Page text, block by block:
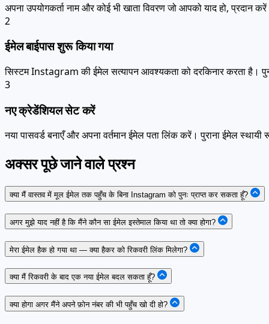
अपना उपयोगकर्ता नाम और कोई भी खाता विवरण जो आपको याद हो,
2
ईमेल बाईपास शुरू किया गया
सिस्टम Instagram की ईमेल सत्यापन आवश्यकता को दरकिनार करता है।
3
नए क्रेडेंशियल सेट करें
नया पासवर्ड बनाएँ और अपना वर्तमान ईमेल पता लिंक करें। पुराना ईमेल
अक्सर पूछे जाने वाले प्रश्न
क्या मैं वास्तव में मूल ईमेल तक पहुँच के बिना Instagram को पुनः प्राप्त कर सकता हूँ?
अगर मुझे याद नहीं है कि मैंने कौन सा ईमेल इस्तेमाल किया था तो क्या होगा?
मेरा ईमेल हैक हो गया था — क्या हैकर को रिकवरी लिंक मिलेगा?
क्या मैं रिकवरी के बाद एक नया ईमेल बदल सकता हूँ?
क्या होगा अगर मैंने अपने फ़ोन नंबर की भी पहुँच खो दी हो?